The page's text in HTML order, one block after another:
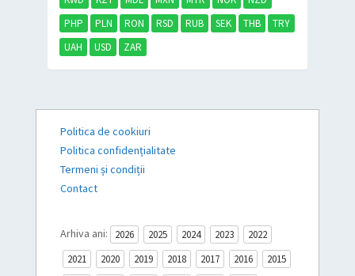
PHP
PLN RON RSD RUB SEK THB
TRY
UAH
USD ZAR
Politica de cookiuri
Politica confidențialitate
Termeni și condiții
Contact
Arhiva ani: 2026 2025 2024 2023
2022
2021
2020 2019 2018 2017 2016
2015